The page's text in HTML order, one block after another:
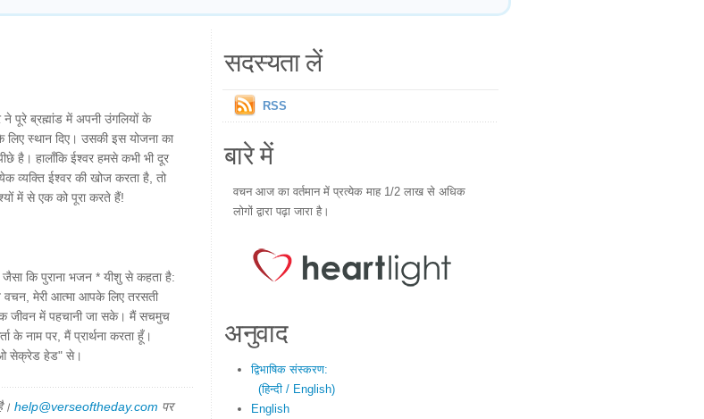
ने पूरे ब्रह्मांड में अपनी उंगलियों के
स्थान दिए। उसकी इस योजना का
है। हालाँकि ईश्वर हमसे कभी भी दूर
व्यक्ति ईश्वर की खोज करता है, तो
में से एक को पूरा करते हैं!
जैसा कि पुराना भजन * यीशु से कहता है:
वचन, मेरी आत्मा आपके लिए तरसती
जीवन में पहचानी जा सके। मैं सचमुच
के नाम पर, मैं प्रार्थना करता हूँ।
सेक्रेड हेड" से।
help@verseoftheday.com पर
सदस्यता लें
RSS
बारे में
वचन आज का वर्तमान में प्रत्येक माह 1/2 लाख से अधिक
लोगों द्वारा पढ़ा जारा है।
अनुवाद
द्विभाषिक संस्करण:
(हिन्दी / English)
English